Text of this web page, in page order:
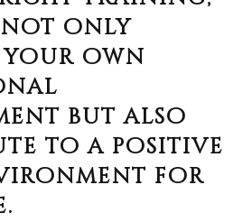
not only
your own
but also
to a positive
for